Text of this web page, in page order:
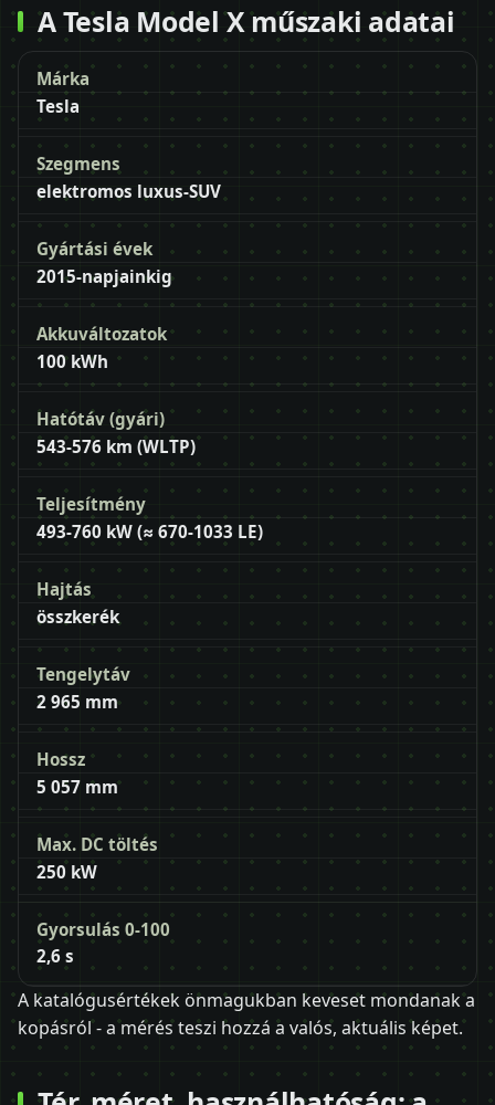
A Tesla Model X műszaki adatai
Márka
Tesla
Szegmens
elektromos luxus-SUV
Gyártási évek
2015-napjainkig
Akkuváltozatok
100 kWh
Hatótáv (gyári)
543-576 km (WLTP)
Teljesítmény
493-760 kW (≈ 670-1033 LE)
Hajtás
összkerék
Tengelytáv
2 965 mm
Hossz
5 057 mm
Max. DC töltés
250 kW
Gyorsulás 0-100
2,6 s
A katalógusértékek önmagukban keveset mondanak a
kopásról - a mérés teszi hozzá a valós, aktuális képet.